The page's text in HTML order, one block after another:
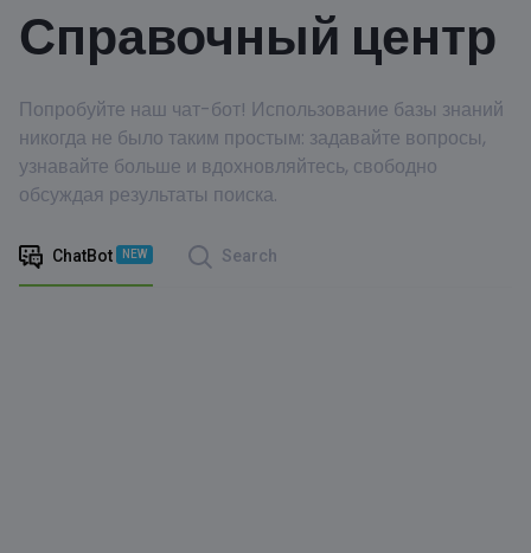
Справочный центр
Попробуйте наш чат-бот! Использование базы знаний
никогда не было таким простым: задавайте вопросы,
узнавайте больше и вдохновляйтесь, свободно
обсуждая результаты поиска.
ChatBot NEW Search